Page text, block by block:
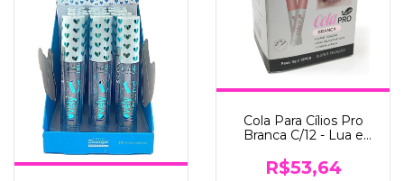
Cola Para Cílios Pro
Branca C/12 - Lua e
R$53,64